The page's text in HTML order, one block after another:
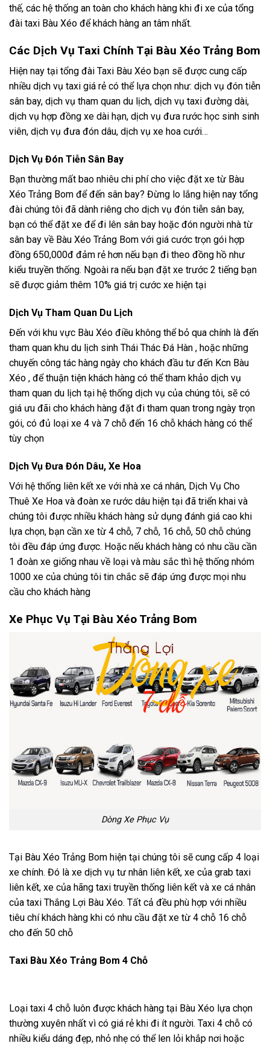
thế, các hệ thống an toàn cho khách hàng khi đi xe của tổng
đài taxi Bàu Xéo để khách hàng an tâm nhất.
Các Dịch Vụ Taxi Chính Tại Bàu Xéo Trảng Bom
Hiện nay tại tổng đài Taxi Bàu Xéo bạn sẽ được cung cấp
nhiều dịch vụ taxi giá rẻ có thể lựa chọn như: dịch vụ đón tiễn
sân bay, dịch vụ tham quan du lịch, dịch vụ taxi đường dài,
dịch vụ hợp đồng xe dài hạn, dịch vụ đưa rước học sinh sinh
viên, dịch vụ đưa đón dâu, dịch vụ xe hoa cưới…
Dịch Vụ Đón Tiễn Sân Bay
Bạn thường mất bao nhiêu chi phí cho việc đặt xe từ Bàu
Xéo Trảng Bom để đến sân bay? Đừng lo lắng hiện nay tổng
đài chúng tôi đã dành riêng cho dịch vụ đón tiễn sân bay,
bạn có thể đặt xe để đi lên sân bay hoặc đón người nhà từ
sân bay về Bàu Xéo Trảng Bom với giá cước trọn gói hợp
đồng 650,000đ đảm rẻ hơn nếu bạn đi theo đồng hồ như
kiểu truyền thống. Ngoài ra nếu bạn đặt xe trước 2 tiếng bạn
sẽ được giảm thêm 10% giá trị cước xe hiện tại
Dịch Vụ Tham Quan Du Lịch
Đến với khu vực Bàu Xéo điều không thể bỏ qua chính là đến
tham quan khu du lịch sinh Thái Thác Đá Hàn , hoặc những
chuyến công tác hàng ngày cho khách đầu tư đến Kcn Bàu
Xéo , để thuận tiện khách hàng có thể tham khảo dịch vụ
tham quan du lịch tại hệ thống dịch vụ của chúng tôi, sẽ có
giá ưu đãi cho khách hàng đặt đi tham quan trong ngày trọn
gói, có đủ loại xe 4 và 7 chỗ đến 16 chỗ khách hàng có thể
tùy chọn
Dịch Vụ Đưa Đón Dâu, Xe Hoa
Với hệ thống liên kết xe với nhà xe cá nhân, Dịch Vụ Cho
Thuê Xe Hoa và đoàn xe rước dâu hiện tại đã triển khai và
chúng tôi được nhiều khách hàng sử dụng đánh giá cao khi
lựa chọn, bạn cần xe từ 4 chỗ, 7 chỗ, 16 chỗ, 50 chỗ chúng
tôi đều đáp ứng được. Hoặc nếu khách hàng có nhu cầu cần
1 đoàn xe giống nhau về loại và màu sắc thì hệ thống nhóm
1000 xe của chúng tôi tin chắc sẽ đáp ứng được mọi nhu
cầu cho khách hàng
Xe Phục Vụ Tại Bàu Xéo Trảng Bom
Dòng Xe Phục Vụ
Tại Bàu Xéo Trảng Bom hiện tại chúng tôi sẽ cung cấp 4 loại
xe chính. Đó là xe dịch vụ tư nhân liên kết, xe của grab taxi
liên kết, xe của hãng taxi truyền thống liên kết và xe cá nhân
của taxi Thắng Lợi Bàu Xéo. Tất cả đều phù hợp với nhiều
tiêu chí khách hàng khi có nhu cầu đặt xe từ 4 chỗ 16 chỗ
cho đến 50 chỗ
Taxi Bàu Xéo Trảng Bom 4 Chỗ
Loại taxi 4 chỗ luôn được khách hàng tại Bàu Xéo lựa chọn
thường xuyên nhất vì có giá rẻ khi đi ít người. Taxi 4 chỗ có
nhiều kiểu dáng đẹp, nhỏ nhẹ có thể len lỏi khắp nơi hoặc